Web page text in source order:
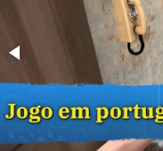
até pequenos
Novos tipos de
ampliam
de interiores. Entre
aparência de
mais modernas,